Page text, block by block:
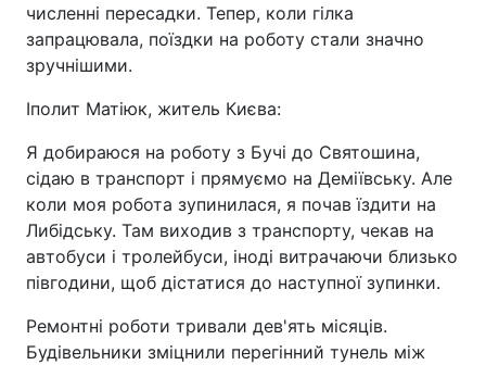
численні пересадки. Тепер, коли гілка
запрацювала, поїздки на роботу стали значно
зручнішими.
Іполит Матіюк, житель Києва:
Я добираюся на роботу з Бучі до Святошина,
сідаю в транспорт і прямуємо на Деміївську. Але
коли моя робота зупинилася, я почав їздити на
Либідську. Там виходив з транспорту, чекав на
автобуси і тролейбуси, іноді витрачаючи близько
півгодини, щоб дістатися до наступної зупинки.
Ремонтні роботи тривали дев'ять місяців.
Будівельники зміцнили перегінний тунель між